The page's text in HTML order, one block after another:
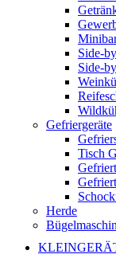
Side-
Side-
Gefriergeräte
Tisch
Herde